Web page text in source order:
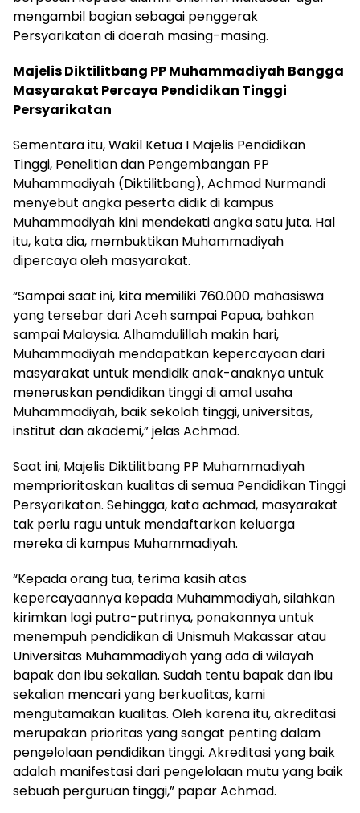
mengambil bagian sebagai penggerak
Persyarikatan di daerah masing-masing.
Majelis Diktilitbang PP Muhammadiyah Bangga
Masyarakat Percaya Pendidikan Tinggi
Persyarikatan
Sementara itu, Wakil Ketua I Majelis Pendidikan
Tinggi, Penelitian dan Pengembangan PP
Muhammadiyah (Diktilitbang), Achmad Nurmandi
menyebut angka peserta didik di kampus
Muhammadiyah kini mendekati angka satu juta. Hal
itu, kata dia, membuktikan Muhammadiyah
dipercaya oleh masyarakat.
“Sampai saat ini, kita memiliki 760.000 mahasiswa
yang tersebar dari Aceh sampai Papua, bahkan
sampai Malaysia. Alhamdulillah makin hari,
Muhammadiyah mendapatkan kepercayaan dari
masyarakat untuk mendidik anak-anaknya untuk
meneruskan pendidikan tinggi di amal usaha
Muhammadiyah, baik sekolah tinggi, universitas,
institut dan akademi,” jelas Achmad.
Saat ini, Majelis Diktilitbang PP Muhammadiyah
memprioritaskan kualitas di semua Pendidikan Tinggi
Persyarikatan. Sehingga, kata achmad, masyarakat
tak perlu ragu untuk mendaftarkan keluarga
mereka di kampus Muhammadiyah.
“Kepada orang tua, terima kasih atas
kepercayaannya kepada Muhammadiyah, silahkan
kirimkan lagi putra-putrinya, ponakannya untuk
menempuh pendidikan di Unismuh Makassar atau
Universitas Muhammadiyah yang ada di wilayah
bapak dan ibu sekalian. Sudah tentu bapak dan ibu
sekalian mencari yang berkualitas, kami
mengutamakan kualitas. Oleh karena itu, akreditasi
merupakan prioritas yang sangat penting dalam
pengelolaan pendidikan tinggi. Akreditasi yang baik
adalah manifestasi dari pengelolaan mutu yang baik
sebuah perguruan tinggi,” papar Achmad.